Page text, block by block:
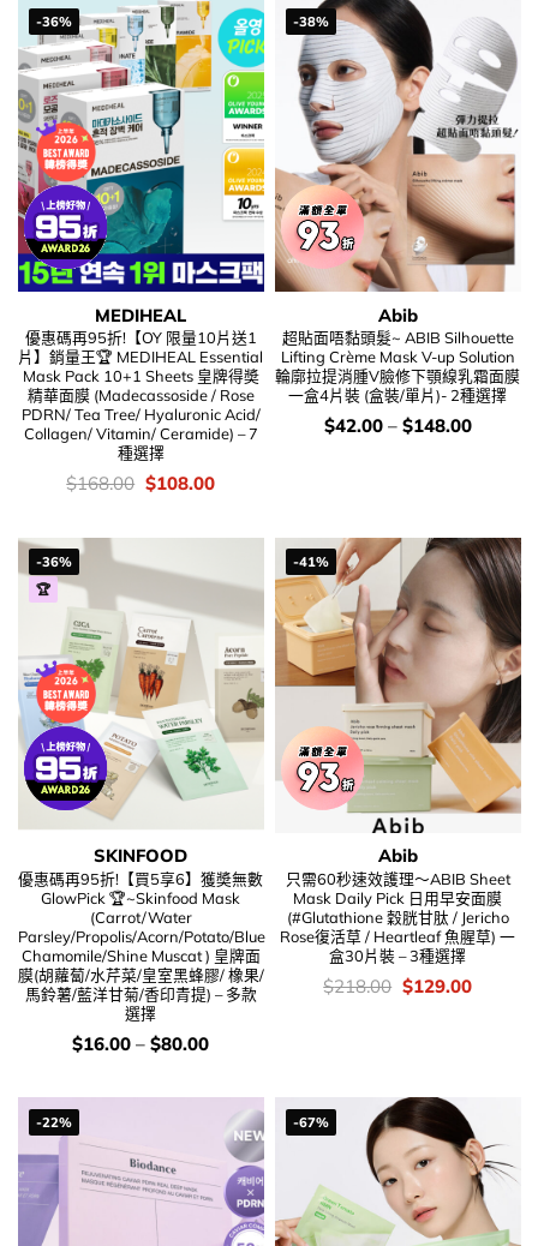
-36%
MEDIHEAL
優惠碼再95折!【OY 限量10片送1
片】銷量王🏆 MEDIHEAL Essential
Mask Pack 10+1 Sheets 皇牌得奬
精華面膜 (Madecassoside / Rose
PDRN/ Tea Tree/ Hyaluronic Acid/
Collagen/ Vitamin/ Ceramide) – 7
種選擇
價
$168.00 Original
$168.00.
$108.00Current
$108.00.
-38%
Abib
超貼面唔黏頭髮~ ABIB Silhouette
Lifting Crème Mask V-up Solution
輪廓拉提消腫V臉修下顎線乳霜面膜
一盒4片裝 (盒裝/單片)- 2種選擇
價
$42.00– $148.00
-36%
🏆
SKINFOOD
優惠碼再95折!【買5享6】獲奬無數
GlowPick 🏆~Skinfood Mask
(Carrot/Water
Parsley/Propolis/Acorn/Potato/Blue
Chamomile/Shine Muscat ) 皇牌面
膜(胡蘿蔔/水芹菜/皇室黑蜂膠/ 橡果/
馬鈴薯/藍洋甘菊/香印青提) – 多款
選擇
價
錢：
$16.00 – $80.00
-41%
Abib
只需60秒速效護理～ABIB Sheet
Mask Daily Pick 日用早安面膜
(#Glutathione 穀胱甘肽 / Jericho
Rose復活草 / Heartleaf 魚腥草) 一
盒30片裝 – 3種選擇
價
錢：
$218.00 Original
price
$129.00Current
-22% -67%